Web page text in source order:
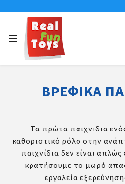
Αρχική σελίδα
ΒΡΕΦΙΚΆ
Τα πρώτα παιχνίδια
καθοριστικό ρόλο στην
παιχνίδια δεν είναι
κρατήσουμε το μωρό
εργαλεία